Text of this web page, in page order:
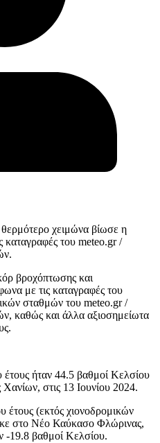
χειμώνα βίωσε η
του meteo.gr /
βροχόπτωσης και
με τις καταγραφές του
σταθμών του meteo.gr /
καθώς και άλλα αξιοσημείωτα
ήταν 44.5 βαθμοί Κελσίου
στις 13 Ιουνίου 2024.
έτους (εκτός χιονοδρομικών
στο Νέο Καύκασο Φλώρινας,
-19.8 βαθμοί Κελσίου.